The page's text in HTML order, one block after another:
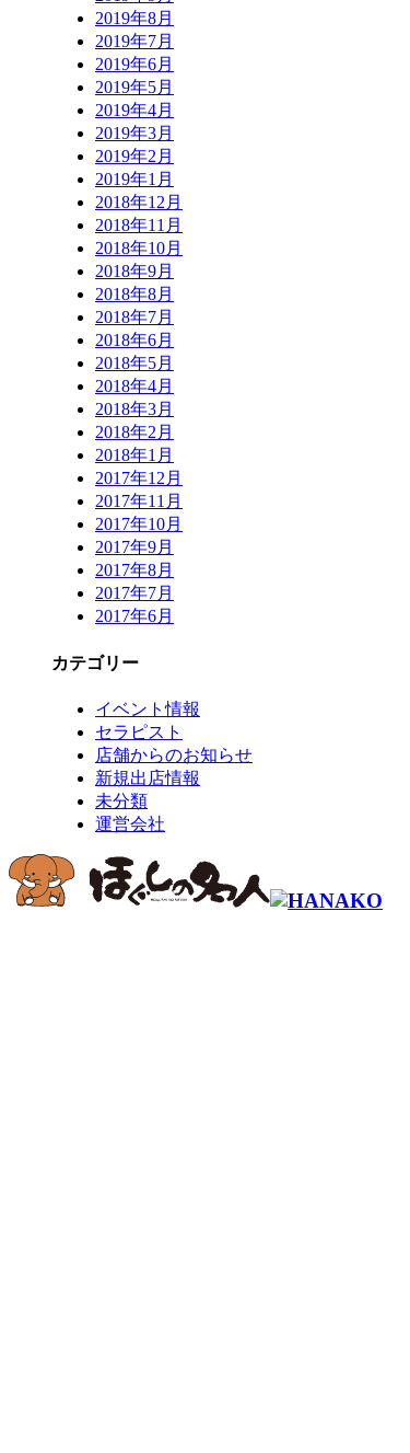
2019年8月
2019年7月
2019年6月
2019年5月
2019年4月
2019年3月
2019年2月
2019年1月
2018年12月
2018年11月
2018年10月
2018年9月
2018年8月
2018年7月
2018年6月
2018年5月
2018年4月
2018年3月
2018年2月
2018年1月
2017年12月
2017年11月
2017年10月
2017年9月
2017年8月
2017年7月
2017年6月
カテゴリー
イベント情報
セラピスト
店舗からのお知らせ
新規出店情報
未分類
運営会社